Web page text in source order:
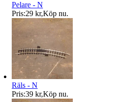
Pelare - N
Pris:29 kr,Köp nu.
Räls - N
Pris:39 kr,Köp nu.